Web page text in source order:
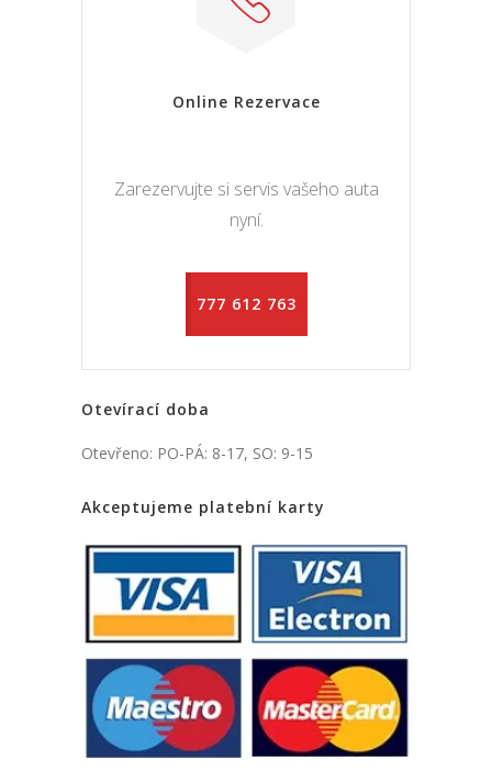
Online Rezervace
Zarezervujte si servis vašeho auta
nyní.
777 612 763
Otevírací doba
Otevřeno: PO-PÁ: 8-17, SO: 9-15
Akceptujeme platební karty